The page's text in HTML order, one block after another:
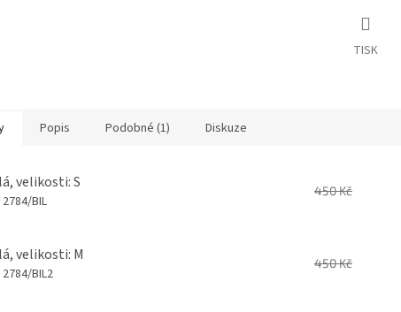
TISK
Popis Podobné (1) Diskuze
velikosti: S
2784/BIL
450 Kč
velikosti: M
2784/BIL2
450 Kč